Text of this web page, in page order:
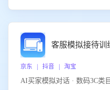
客服模拟接待训
京东 | 抖音 | 淘宝
AI买家模拟对话 · 数码3C类